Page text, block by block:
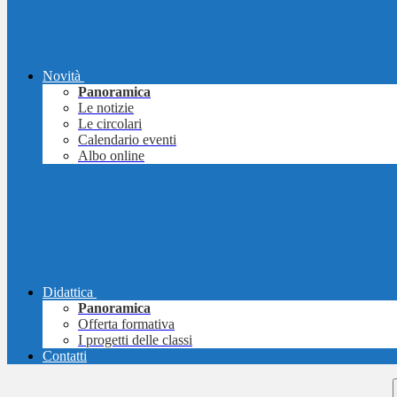
Novità
Panoramica
Le notizie
Le circolari
Calendario eventi
Albo online
Didattica
Panoramica
Offerta formativa
I progetti delle classi
Contatti